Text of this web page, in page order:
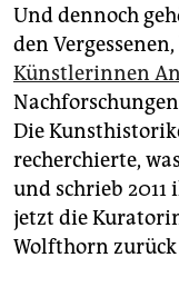
Und dennoch
den
Künstlerinnen
Die
recherchierte,
und schrieb 2011
jetzt die
Wolfthorn zurück